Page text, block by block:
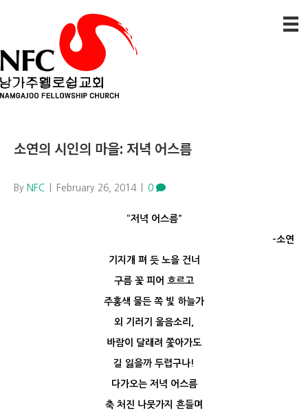
소연의 시인의 마을: 저녁 어스름
By NFC February 26, 2014 0
“저녁 어스름”
-소연
기지개 펴 듯 노을 건너
구름 꽃 피어 흐르고
주홍색 물든 쪽 빛 하늘가
외 기러기 울음소리,
바람이 달래려 쫓아가도
길 잃을까 두렵구나!
다가오는 저녁 어스름
축 처진 나뭇가지 흔들며